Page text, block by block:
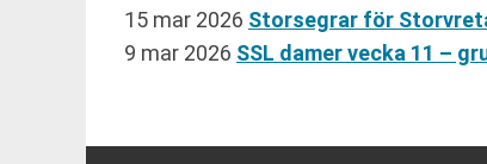
15 mar 2026 Storsegrar för
9 mar 2026 SSL damer vecka 11 –